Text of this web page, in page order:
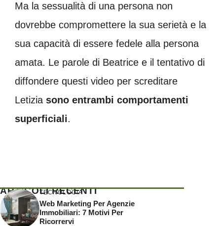
Ma la sessualità di una persona non
dovrebbe compromettere la sua serietà e la
sua capacità di essere fedele alla persona
amata. Le parole di Beatrice e il tentativo di
diffondere questi video per screditare
Letizia sono entrambi comportamenti
superficiali.
ARTICOLI RECENTI
TECNOLOGIA
Web Marketing Per Agenzie
Immobiliari: 7 Motivi Per
Ricorrervi